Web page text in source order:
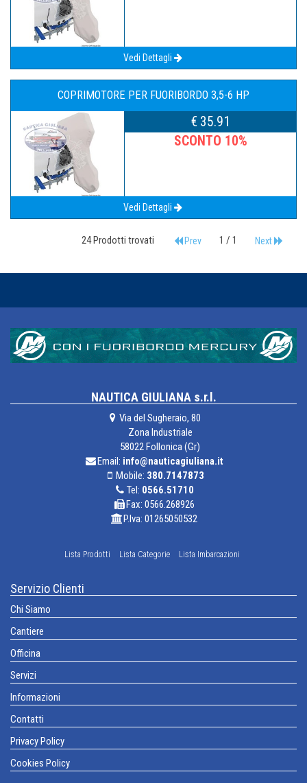
Vedi Dettagli
COPRIMOTORE PER FUORIBORDO 3,5-6 HP
€ 35.91
Vedi Dettagli
SCONTO 10%
24 Prodotti trovati Prev 1 / 1 Next
NAUTICA GIULIANA s.r.l.
Via del Sugheraio, 80
Zona Industriale
58022 Follonica (Gr)
Email: info@nauticagiuliana.it
Mobile: 380.7147873
Tel: 0566.51710
Fax: 0566.268926
P.Iva: 01265050532
Lista Prodotti Lista Categorie Lista Imbarcazioni
Servizio Clienti
Chi Siamo
Cantiere
Officina
Servizi
Informazioni
Contatti
Privacy Policy
Cookies Policy